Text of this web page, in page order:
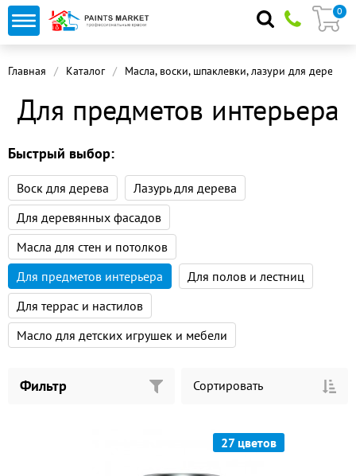
0
Главная Каталог Масла, воски, шпаклевки, лазури для дерева
Для предметов интерьера
Быстрый выбор:
Воск для дерева
Лазурь для дерева
Для деревянных фасадов
Масла для стен и потолков
Для предметов интерьера
Для полов и лестниц
Для террас и настилов
Масло для детских игрушек и мебели
Фильтр Сортировать
27 цветов